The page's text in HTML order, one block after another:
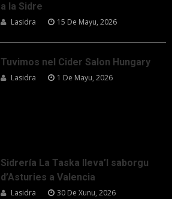
a la Sidre
Lasidra 15 De Mayu, 2026
Tuvimos nel Cider Salon Hungary
Lasidra 1 De Mayu, 2026
Sidrería La Taska lleva’l saborgu
d’Asturies a Valencia
Lasidra 30 De Xunu, 2026